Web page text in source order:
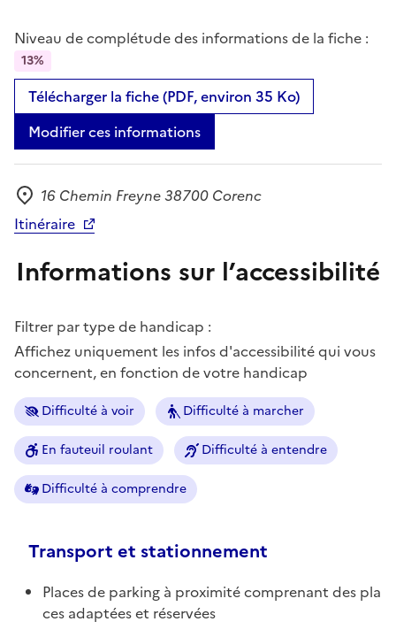
Niveau de complétude des informations de la fiche :
13%
Télécharger la fiche (PDF, environ 35 Ko)
Modifier ces informations
Adresse
16 Chemin Freyne 38700 Corenc
Itinéraire
Informations sur l’accessibilité
Filtrer par type de handicap :
Affichez uniquement les infos d'accessibilité qui vous
concernent, en fonction de votre handicap
Difficulté à voir Difficulté à marcher
En fauteuil roulant Difficulté à entendre
Difficulté à comprendre
Transport et stationnement
Places de parking à proximité comprenant des pla
ces adaptées et réservées